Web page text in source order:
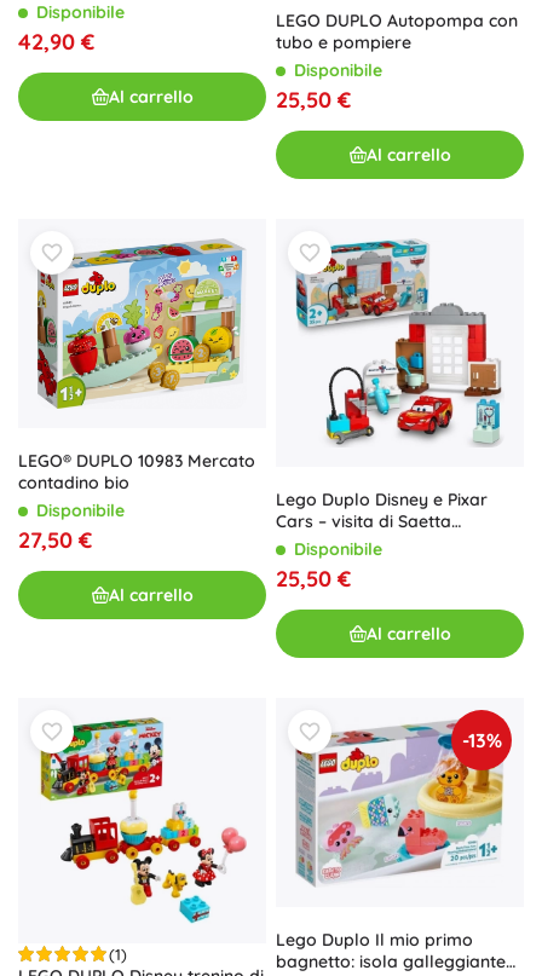
Disponibile
42,90 €
Al carrello
LEGO DUPLO Autopompa con
tubo e pompiere
Disponibile
25,50 €
Al carrello
LEGO® DUPLO 10983 Mercato
contadino bio
Disponibile
27,50 €
Al carrello
Lego Duplo Disney e Pixar
Cars – visita di Saetta
McQueen nell’officina di
Cricchetto
Disponibile
25,50 €
Al carrello
(1)
-13%
Lego Duplo Il mio primo
bagnetto: isola galleggiante